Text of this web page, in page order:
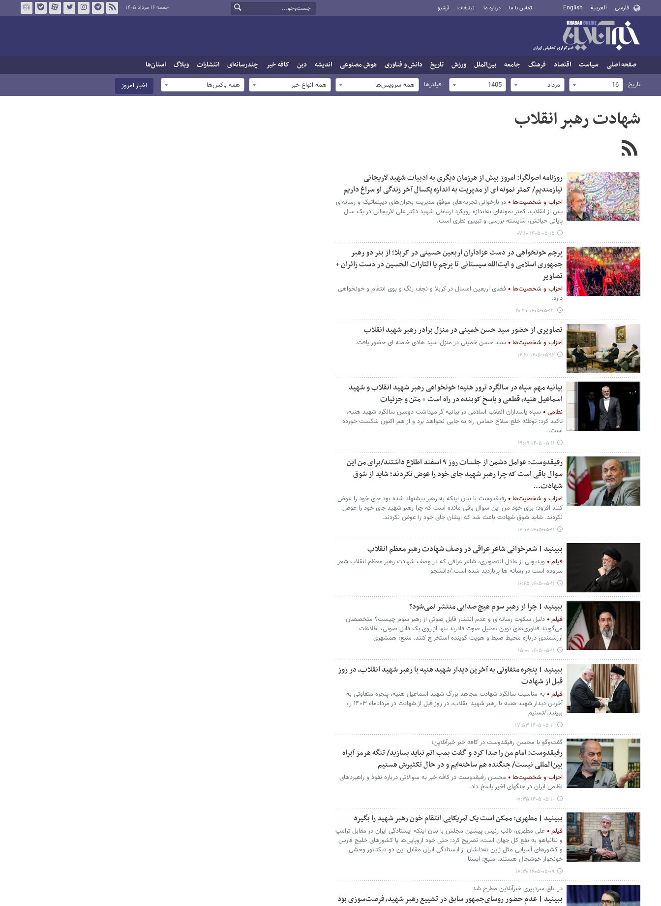
فارسی العربية English تماس با ما درباره ما تبلیغات آرشیو جمعه ۱۶ مرداد ۱۴۰۵
صفحه اصلی سیاست اقتصاد فرهنگ جامعه بین‌الملل ورزش تاریخ دانش و فناوری هوش مصنوعی اندیشه دین کافه خبر چندرسانه‌ای انتشارات وبلاگ استان‌ها
تاریخ 16 مرداد 1405 فیلترها همه سرویس‌ها همه انواع خبر همه باکس‌ها اخبار امروز
شهادت رهبر انقلاب
روزنامه اصولگرا: امروز بیش از هرزمان دیگری به ادبیات شهید لاریجانی
نیازمندیم/ کمتر نمونه ای از مدیریت به اندازه یکسال آخر زندگی او سراغ داریم
احزاب و شخصیت‌ها
در بازخوانی تجربه‌های موفق مدیریت بحران‌های دیپلماتیک و رسانه‌ای
پس از انقلاب، کمتر نمونه‌ای به‌اندازه رویکرد ارتباطی شهید دکتر علی لاریجانی در یک سال
پایانی حیاتش، شایسته‌ بررسی و تبیین نظری است.
۱۴۰۵-۰۵-۱۵ ۰۷:۱۰
‏پرچم خونخواهی در دست عزاداران اربعین حسینی در کربلا؛ از بنر دو رهبر
جمهوری اسلامی و آیت‌الله سیستانی تا پرچم یا الثارات الحسین در دست زائران +
تصاویر
احزاب و شخصیت‌ها
فضای اربعین امسال در کربلا و نجف رنگ و بوی انتقام و خونخواهی
دارد.
۱۴۰۵-۰۵-۱۳ ۲۰:۳۰
تصاویری از حضور سید حسن خمینی در منزل برادر رهبر شهید انقلاب
احزاب و شخصیت‌ها سید حسن خمینی در منزل سید هادی خامنه ای حضور یافت.
۱۴۰۵-۰۵-۱۲ ۱۴:۲۰
بیانیه مهم سپاه در سالگرد ترور هنیه؛ خونخواهی رهبر شهید انقلاب و شهید
اسماعیل هنیه، قطعی و پاسخ کوبنده در راه است + متن و جزئیات
نظامی
سپاه پاسداران انقلاب اسلامی در بیانیه گرامیداشت دومین سالگرد شهید هنیه،
تاکید کرد: توطئه خلع سلاح حماس راه به جایی نخواهد برد و از هم اکنون شکست خورده
است.
۱۴۰۵-۰۵-۱۱ ۱۹:۰۹
رفیقدوست: عوامل دشمن از جلسات روز ۹ اسفند اطلاع داشتند/برای من این
سوال باقی است که چرا رهبر شهید جای خود را عوض نکردند؛ شاید از شوق
شهادت...
احزاب و شخصیت‌ها
رفیقدوست با بیان اینکه به رهبر پیشنهاد شده بود جای خود را عوض
کنند افزود: برای خود من این سوال باقی مانده است که چرا رهبر شهید جای خود را عوض
نکردند. شاید شوق شهادت باعث شد که ایشان جای خود را عوض نکردند.
۱۴۰۵-۰۵-۱۱ ۱۷:۰۷
ببینید | شعرخوانی شاعر عراقی در وصف شهادت رهبر معظم انقلاب
فیلم
ویدیویی از عادل التصویری، شاعر عراقی که در وصف شهادت رهبر معظم انقلاب شعر
سروده است در رسانه ها پربازدید شده است./دانشجو
۱۴۰۵-۰۵-۱۱ ۱۶:۴۵
ببینید | چرا از رهبر سوم هیچ صدایی منتشر نمی‌شود؟
فیلم
دلیل سکوت رسانه‌ای و عدم انتشار فایل صوتی از رهبر سوم چیست؟ متخصصان
می‌گویند فناوری‌های نوین تحلیل صوت قادرند تنها از روی یک فایل صوتی، اطلاعات
ارزشمندی درباره محیط ضبط و هویت گوینده استخراج کنند. منبع: همشهری
۱۴۰۵-۰۵-۱۱ ۱۵:۰۰
ببینید | پنجره متفاوتی به آخرین دیدار شهید هنیه با رهبر شهید انقلاب، در روز
قبل از شهادت
فیلم
به مناسبت سالگرد شهادت مجاهد بزرگ شهید اسماعیل هنیه، پنجره متفاوتی به
آخرین دیدار شهید هنیه با رهبر شهید انقلاب، در روز قبل از شهادت در مردادماه ۱۴۰۳ را،
ببینید./تسنیم
۱۴۰۵-۰۵-۱۰ ۱۷:۵۳
گفت‌وگو با محسن رفیقدوست در کافه خبر خبرآنلاین؛
رفیقدوست: امام من را صدا کرد و گفت بمب اتم نباید بسازید/ تنگه هرمز آبراه
بین‌المللی نیست/ جنگنده هم ساخته‌ایم و در حال تکثیرش هستیم
احزاب و شخصیت‌ها
محسن رفیقدوست در کافه خبر به سوالاتی درباره نفوذ و راهبردهای
نظامی ایران در جنگهای اخیر پاسخ داد.
۱۴۰۵-۰۵-۱۰ ۰۷:۳۵
ببینید | مطهری: ممکن است یک آمریکایی انتقام خون رهبر شهید را بگیرد
فیلم
علی مطهری، نائب رئیس پیشین مجلس با بیان اینکه ایستادگی ایران در مقابل ترامپ
و نتانیاهو به نفع کل جهان است، تصریح کرد: حتی خود اروپایی‌ها یا کشورهای خلیج فارس
و کشورهای آسیایی مثل ژاپن ته‌دلشان از ایستادگی ایران مقابل این دو دیکتاتور وحشی
خونخوار خوشحال هستند. منبع: ایسنا
۱۴۰۵-۰۵-۰۹ ۱۸:۳۰
در اتاق سردبیری خبرآنلاین مطرح شد
ببینید | عدم حضور روسای‌جمهور سابق در تشییع رهبر شهید، فرصت‌سوزی بود